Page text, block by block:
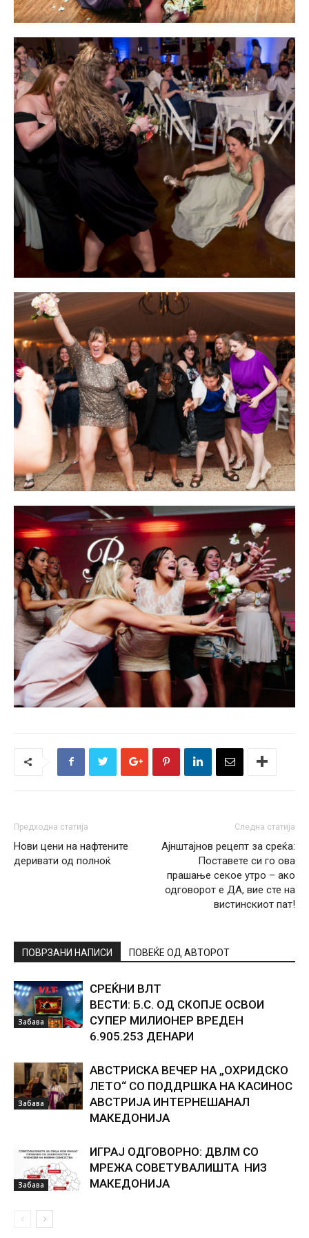
Предходна статија
Нови цени на нафтените
деривати од полноќ
Следна статија
Ајнштајнов рецепт за среќа:
Поставете си го ова
прашање секое утро – ако
одговорот е ДА, вие сте на
вистинскиот пат!
ПОВРЗАНИ НАПИСИ ПОВЕЌЕ ОД АВТОРОТ
Забава
СРЕЌНИ ВЛТ
ВЕСТИ: Б.С. ОД СКОПЈЕ ОСВОИ
СУПЕР МИЛИОНЕР ВРЕДЕН
6.905.253 ДЕНАРИ
Забава
АВСТРИСКА ВЕЧЕР НА „ОХРИДСКО
ЛЕТО“ СО ПОДДРШКА НА КАСИНОС
АВСТРИЈА ИНТЕРНЕШАНАЛ
МАКЕДОНИЈА
Забава
ИГРАЈ ОДГОВОРНО: ДВЛМ СО
МРЕЖА СОВЕТУВАЛИШТА НИЗ
МАКЕДОНИЈА